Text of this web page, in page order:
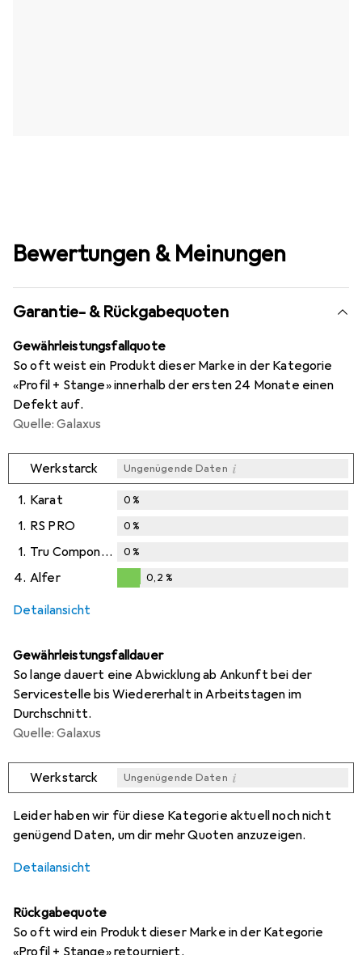
Bewertungen & Meinungen
Garantie- & Rückgabequoten
Gewährleistungsfallquote
So oft weist ein Produkt dieser Marke in der Kategorie
«Profil + Stange» innerhalb der ersten 24 Monate einen
Defekt auf.
Quelle: Galaxus
Werkstarck Ungenügende Daten i
1. Karat 0%
1. RS PRO 0%
1. Tru Components 0%
4. Alfer 0,2 %
Detailansicht
Gewährleistungsfalldauer
So lange dauert eine Abwicklung ab Ankunft bei der
Servicestelle bis Wiedererhalt in Arbeitstagen im
Durchschnitt.
Quelle: Galaxus
Werkstarck Ungenügende Daten i
Leider haben wir für diese Kategorie aktuell noch nicht
genügend Daten, um dir mehr Quoten anzuzeigen.
Detailansicht
Rückgabequote
So oft wird ein Produkt dieser Marke in der Kategorie
«Profil + Stange» retourniert.